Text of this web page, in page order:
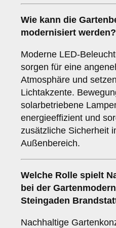
Wie kann die
modernisiert werden?
Moderne LED-
sorgen für eine
Atmosphäre und
Lichtakzente.
solarbetriebene
energieeffizient und
zusätzliche Sicherheit
Außenbereich.
Welche Rolle spielt
bei der
Steingaden
Nachhaltige